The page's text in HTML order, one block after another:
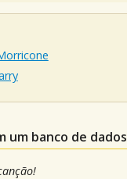
um banco de dados